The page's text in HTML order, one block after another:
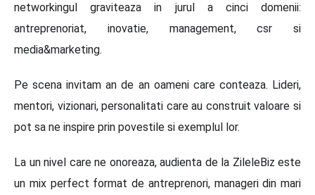
networkingul graviteaza in jurul a cinci domenii:
antreprenoriat, inovatie, management, csr si
media&marketing.
Pe scena invitam an de an oameni care conteaza. Lideri,
mentori, vizionari, personalitati care au construit valoare si
pot sa ne inspire prin povestile si exemplul lor.
La un nivel care ne onoreaza, audienta de la ZileleBiz este
un mix perfect format de antreprenori, manageri din mari